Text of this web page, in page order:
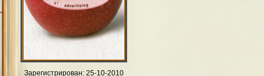
Зарегистрирован: 25-10-2010